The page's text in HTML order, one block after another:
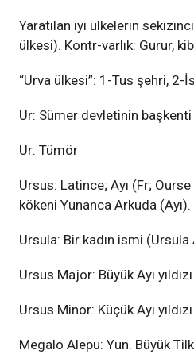
Yaratılan iyi ülkelerin
ülkesi). Kontr-varlık: Gurur,
“Urva ülkesi”: 1-Tus şehri, 2-
Ur: Sümer devletinin başkenti
Ur: Tümör
Ursus: Latince; Ayı (Fr;
kökeni Yunanca Arkuda
Ursula: Bir kadın ismi (Ursula
Ursus Major: Büyük Ayı
Ursus Minor: Küçük Ayı
Megalo Alepu: Yun. Büyük